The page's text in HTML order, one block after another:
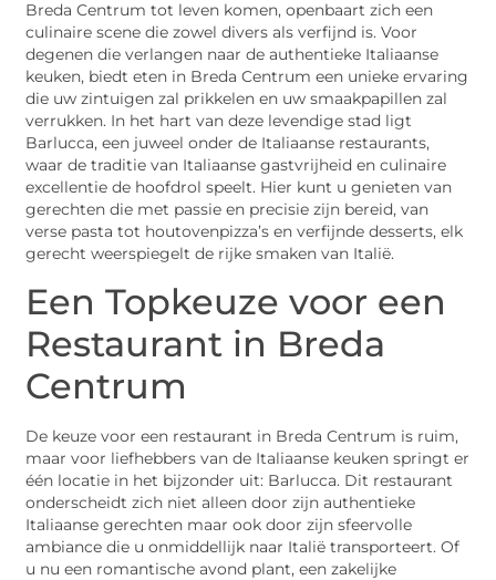
Breda Centrum tot leven komen, openbaart zich een
culinaire scene die zowel divers als verfijnd is. Voor
degenen die verlangen naar de authentieke Italiaanse
keuken, biedt eten in Breda Centrum een unieke ervaring
die uw zintuigen zal prikkelen en uw smaakpapillen zal
verrukken. In het hart van deze levendige stad ligt
Barlucca, een juweel onder de Italiaanse restaurants,
waar de traditie van Italiaanse gastvrijheid en culinaire
excellentie de hoofdrol speelt. Hier kunt u genieten van
gerechten die met passie en precisie zijn bereid, van
verse pasta tot houtovenpizza’s en verfijnde desserts, elk
gerecht weerspiegelt de rijke smaken van Italië.
Een Topkeuze voor een
Restaurant in Breda
Centrum
De keuze voor een restaurant in Breda Centrum is ruim,
maar voor liefhebbers van de Italiaanse keuken springt er
één locatie in het bijzonder uit: Barlucca. Dit restaurant
onderscheidt zich niet alleen door zijn authentieke
Italiaanse gerechten maar ook door zijn sfeervolle
ambiance die u onmiddellijk naar Italië transporteert. Of
u nu een romantische avond plant, een zakelijke